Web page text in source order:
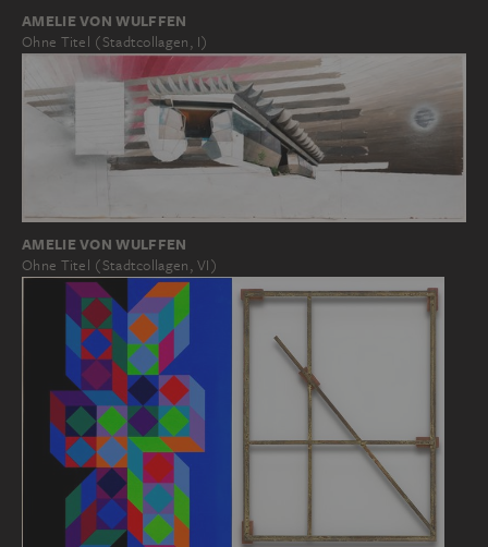
AMELIE VON WULFFEN
Ohne Titel (Stadtcollagen, I)
AMELIE VON WULFFEN
Ohne Titel (Stadtcollagen, VI)